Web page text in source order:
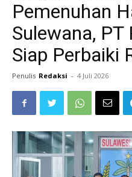
Pemenuhan
Sulewana, PT
Siap Perbaiki
Penulis Redaksi - 4 Juli 2026